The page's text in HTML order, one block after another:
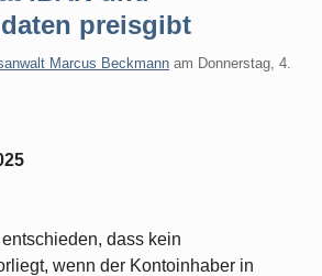
preisgibt
Marcus Beckmann am Donnerstag, 4.
dass kein
wenn der Kontoinhaber in